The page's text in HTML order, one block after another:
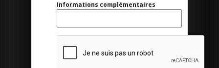
Informations complémentaires